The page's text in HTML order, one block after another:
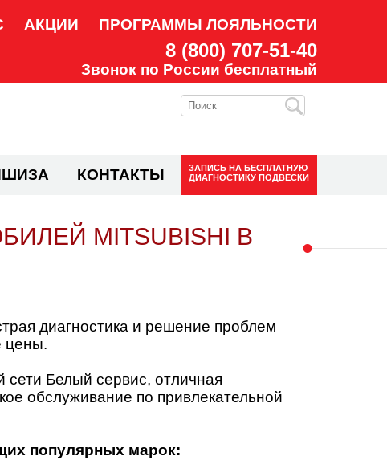
АКЦИИ ПРОГРАММЫ ЛОЯЛЬНОСТИ
8 (800) 707-51-40
Звонок по России бесплатный
КОНТАКТЫ ЗАПИСЬ НА БЕСПЛАТНУЮ
ДИАГНОСТИКУ ПОДВЕСКИ
MITSUBISHI В
диагностика и решение проблем
цены.
Белый сервис, отличная
обслуживание по привлекательной
популярных марок: